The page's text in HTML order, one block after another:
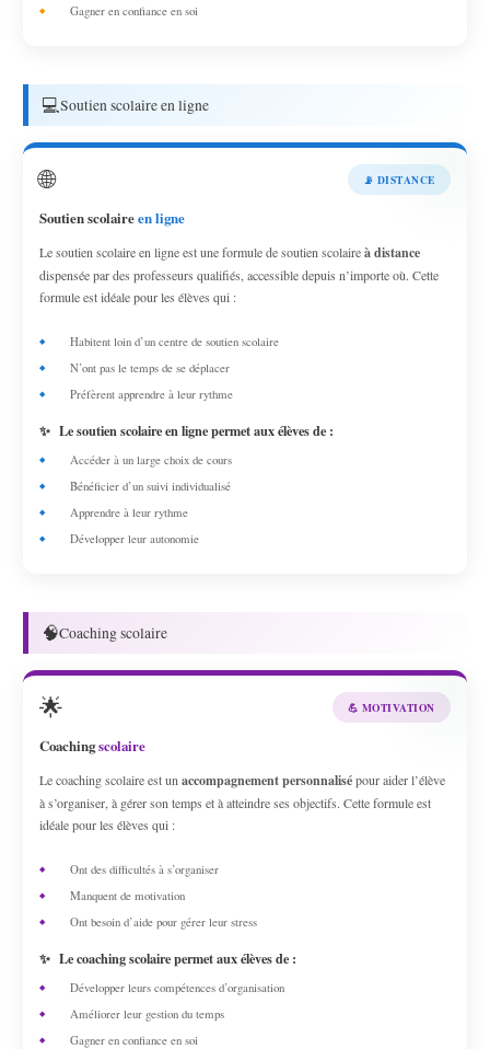
Gagner en confiance en soi
💻Soutien scolaire en ligne
🌐 📡 DISTANCE
Soutien scolaireen ligne
Le soutien scolaire en ligne est une formule de soutien scolaireà distance
dispensée par des professeurs qualifiés, accessible depuis n’importe où. Cette
formule est idéale pour les élèves qui :
Habitent loin d’un centre de soutien scolaire
N’ont pas le temps de se déplacer
Préfèrent apprendre à leur rythme
✨ Le soutien scolaire en ligne permet aux élèves de :
Accéder à un large choix de cours
Bénéficier d’un suivi individualisé
Apprendre à leur rythme
Développer leur autonomie
🧠Coaching scolaire
🌟 💪 MOTIVATION
Coachingscolaire
Le coaching scolaire est unaccompagnement personnalisépour aider l’élève
à s’organiser, à gérer son temps et à atteindre ses objectifs. Cette formule est
idéale pour les élèves qui :
Ont des difficultés à s’organiser
Manquent de motivation
Ont besoin d’aide pour gérer leur stress
✨ Le coaching scolaire permet aux élèves de :
Développer leurs compétences d’organisation
Améliorer leur gestion du temps
Gagner en confiance en soi